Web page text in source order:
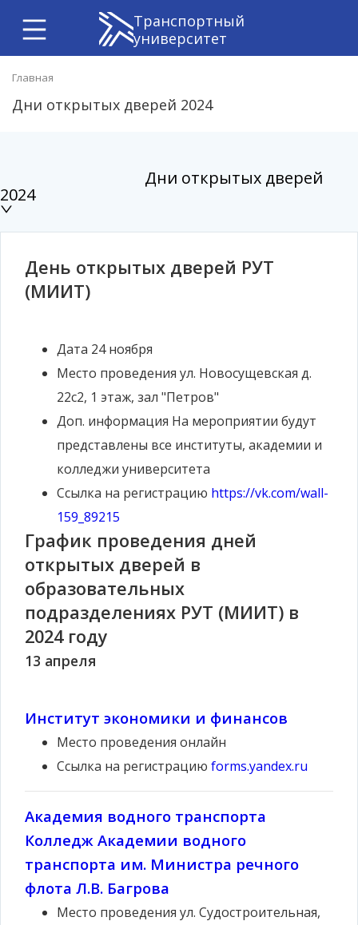
Транспортный
университет
Главная
Дни открытых дверей 2024
День открытых дверей РУТ
(МИИТ)
Дата 24 ноября
Место проведения ул. Новосущевская д.
22с2, 1 этаж, зал "Петров"
Доп. информация На мероприятии будут
представлены все институты, академии и
колледжи университета
Ссылка на регистрацию https://vk.com/wall-
159_89215
График проведения дней
открытых дверей в
образовательных
подразделениях РУТ (МИИТ) в
2024 году
13 апреля
Институт экономики и финансов
Место проведения онлайн
Ссылка на регистрацию forms.yandex.ru
Академия водного транспорта
Колледж Академии водного
транспорта им. Министра речного
флота Л.В. Багрова
Место проведения ул. Судостроительная,
Дни открытых дверей
2024